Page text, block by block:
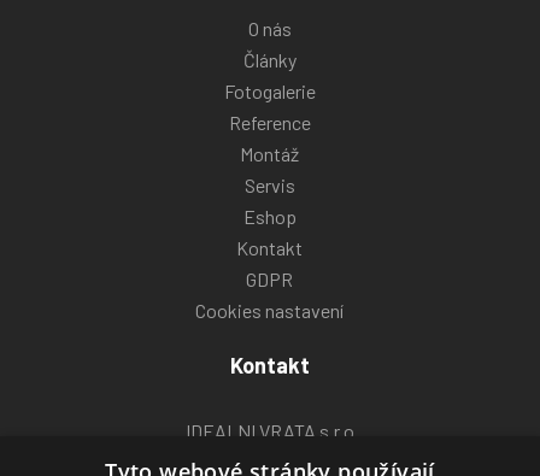
O nás
Články
Fotogalerie
Reference
Montáž
Servis
Eshop
Kontakt
GDPR
Cookies nastavení
Kontakt
IDEALNI VRATA s.r.o
Bohunická Cesta